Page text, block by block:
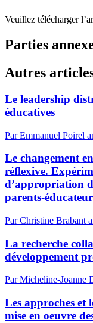
Veuillez télécharger
Parties
Autres
Le leadership
éducatives
Par Emmanuel Poirel
Le changement
réflexive.
d’appropriation
parents-
Par Christine Brabant
La recherche
développement
Par Micheline-Joanne
Les approches et
mise en oeuvre